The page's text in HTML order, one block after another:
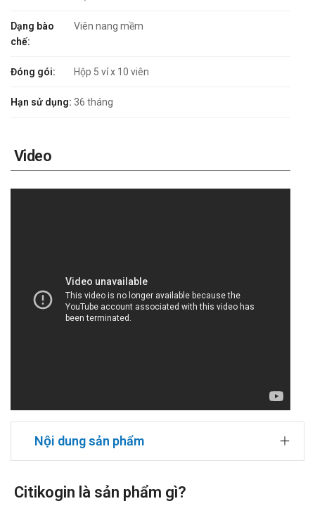
Dạng bào
chế:
Viên nang mềm
Đóng gói: Hộp 5 vỉ x 10 viên
Hạn sử dụng: 36 tháng
Video
Nội dung sản phẩm
Citikogin là sản phẩm gì?